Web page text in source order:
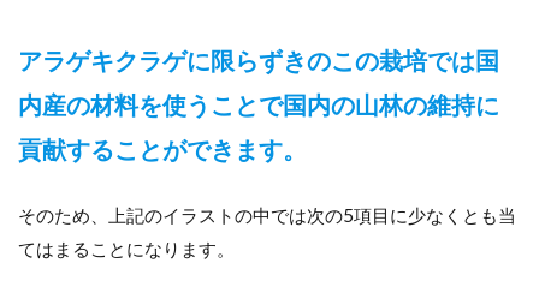
アラゲキクラゲに限らずきのこの栽培では国
内産の材料を使うことで国内の山林の維持に
貢献することができます。
そのため、上記のイラストの中では次の5項目に少なくとも当
てはまることになります。